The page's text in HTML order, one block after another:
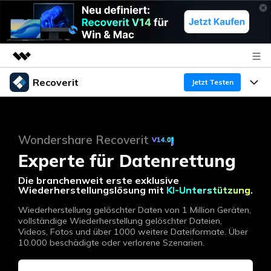
Top-Produkte
Überblick
Lösungen
Über uns
Presseraum
Support
Recoverit Jetzt Testen
Recoverit für Windows
Ein führendes Tool zur Datenrettung für Windows
Recoverit für Mac
KI
Funktionen
Wiederherstellung von Laufwerken
Gel?schte Medien wiederherstellen
Exklusive Wiederherstellungsl?sungen Neu
Ressourcen
Warum Recoverit
Experte für Datenrettung
Kundengeschichten
Guide
Wondershare Recoverit V14.0
Experte für Datenrettung
Die branchenweit erste exklusive
Wiederherstellungslösung mit KI-Unterstützung.
Wiederherstellung gelöschter Daten von 1 Million Geräten,
vollständige Wiederherstellung gelöschter Dateien,
Videos, Fotos und über 1000 weitere Dateiformate. Über
10.000 beschädigte oder verlorene Szenarien.